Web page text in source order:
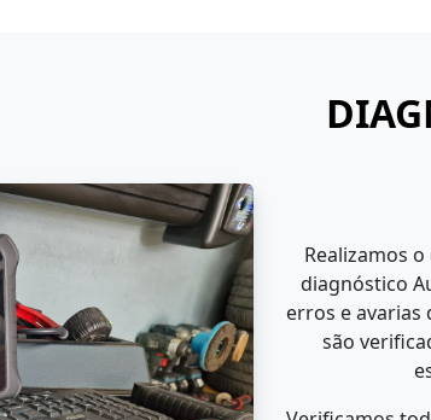
Realizamos
diagnóstico
erros e avarias
são